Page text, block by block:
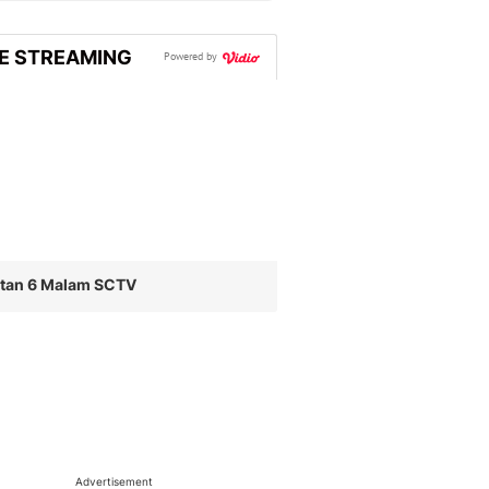
STREAMING Powered by
6 Malam SCTV
Advertisement